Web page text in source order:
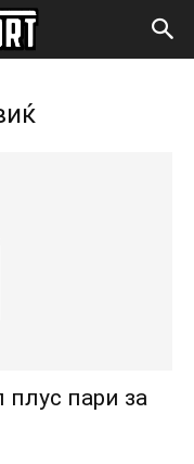
пари за